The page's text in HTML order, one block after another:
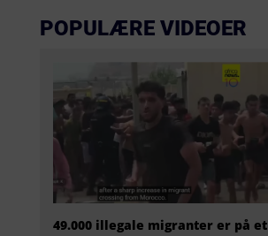
POPULÆRE VIDEOER
49.000 illegale migranter er på et